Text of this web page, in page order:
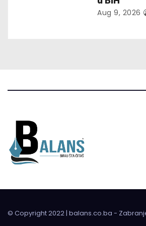
Aug 9, 2026
© Copyright 2022 | balans.co.ba -